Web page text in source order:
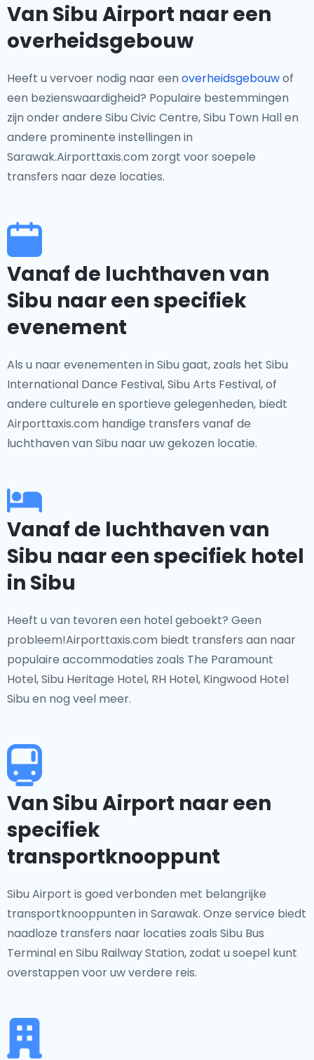
Van Sibu Airport naar een
overheidsgebouw
Heeft u vervoer nodig naar een overheidsgebouwof
een bezienswaardigheid? Populaire bestemmingen
zijn onder andere Sibu Civic Centre, Sibu Town Hall en
andere prominente instellingen in
Sarawak.Airporttaxis.com zorgt voor soepele
transfers naar deze locaties.
Vanaf de luchthaven van
Sibu naar een specifiek
evenement
Als u naar evenementen in Sibu gaat, zoals het Sibu
International Dance Festival, Sibu Arts Festival, of
andere culturele en sportieve gelegenheden, biedt
Airporttaxis.com handige transfers vanaf de
luchthaven van Sibu naar uw gekozen locatie.
Vanaf de luchthaven van
Sibu naar een specifiek hotel
in Sibu
Heeft u van tevoren een hotel geboekt? Geen
probleem!Airporttaxis.com biedt transfers aan naar
populaire accommodaties zoals The Paramount
Hotel, Sibu Heritage Hotel, RH Hotel, Kingwood Hotel
Sibu en nog veel meer.
Van Sibu Airport naar een
specifiek
transportknooppunt
Sibu Airport is goed verbonden met belangrijke
transportknooppunten in Sarawak. Onze service biedt
naadloze transfers naar locaties zoals Sibu Bus
Terminal en Sibu Railway Station, zodat u soepel kunt
overstappen voor uw verdere reis.